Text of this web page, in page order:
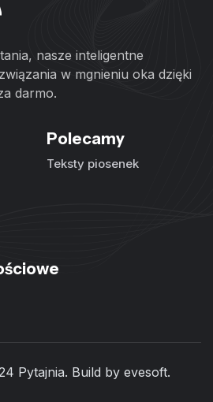
nasze inteligentne
w mgnieniu oka dzięki
darmo.
Polecamy
Teksty piosenek
Pytajnia. Build by evesoft.